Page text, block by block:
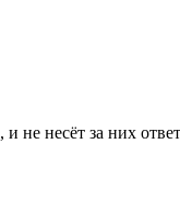
несёт за них